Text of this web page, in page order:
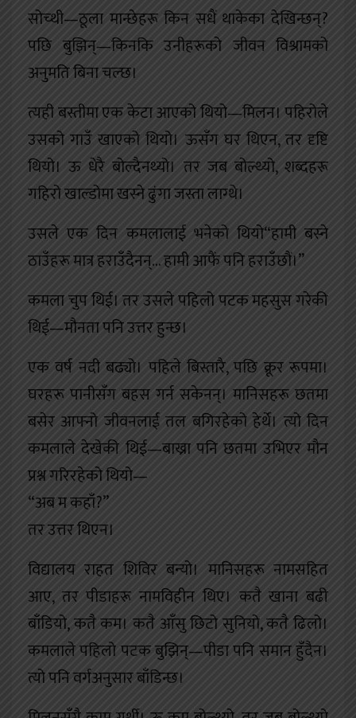
सोच्थी—ठूला मान्छेहरू किन सधैं थाकेका देखिन्छन्?
पछि बुझिन्—किनकि उनीहरूको जीवन विश्रामको
अनुमति बिना चल्छ।
त्यही बस्तीमा एक केटा आएको थियो—मिलन। पहिरोले
उसको गाउँ खाएको थियो। ऊसँग घर थिएन, तर दृष्टि
थियो। ऊ धेरै बोल्दैनथ्यो। तर जब बोल्थ्यो, शब्दहरू
गहिरो खाल्डोमा खस्ने ढुंगा जस्ता लाग्थे।
उसले एक दिन कमलालाई भनेको थियो“हामी बस्ने
ठाउँहरू मात्र हराउँदैनन्… हामी आफैं पनि हराउँछौं।”
कमला चुप थिई। तर उसले पहिलो पटक महसुस गरेकी
थिई—मौनता पनि उत्तर हुन्छ।
एक वर्ष नदी बढ्यो। पहिले बिस्तारै, पछि क्रूर रूपमा।
घरहरू पानीसँग बहस गर्न सकेनन्। मानिसहरू छतमा
बसेर आफ्नो जीवनलाई तल बगिरहेको हेर्थे। त्यो दिन
कमलाले देखेकी थिई—बाख्रा पनि छतमा उभिएर मौन
प्रश्न गरिरहेको थियो—
“अब म कहाँ?”
तर उत्तर थिएन।
विद्यालय राहत शिविर बन्यो। मानिसहरू नामसहित
आए, तर पीडाहरू नामविहीन थिए। कतै खाना बढी
बाँडियो, कतै कम। कतै आँसु छिटो सुनियो, कतै ढिलो।
कमलाले पहिलो पटक बुझिन्—पीडा पनि समान हुँदैन।
त्यो पनि वर्गअनुसार बाँडिन्छ।